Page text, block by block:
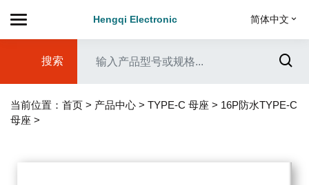
Hengqi Electronic 简体中文
搜索
当前位置： 首页 > 产品中心 > TYPE-C 母座 > 16P防水TYPE-C
母座 >